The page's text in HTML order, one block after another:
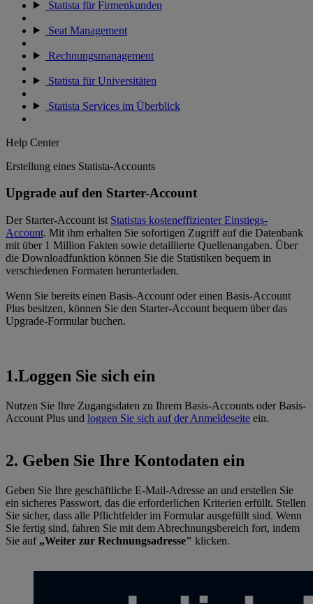
Statista für Firmenkunden
Seat Management
Rechnungsmanagement
Statista für Universitäten
Statista Services im Überblick
Help Center
Erstellung eines Statista-Accounts
Upgrade auf den Starter-Account
Der Starter-Account ist Statistas kosteneffizienter Einstiegs-
Account. Mit ihm erhalten Sie sofortigen Zugriff auf die Datenbank
mit über 1 Million Fakten sowie detaillierte Quellenangaben. Über
die Downloadfunktion können Sie die Statistiken bequem in
verschiedenen Formaten herunterladen.
Wenn Sie bereits einen Basis-Account oder einen Basis-Account
Plus besitzen, können Sie den Starter-Account bequem über das
Upgrade-Formular buchen.
1.Loggen Sie sich ein
Nutzen Sie Ihre Zugangsdaten zu Ihrem Basis-Accounts oder Basis-
Account Plus und loggen Sie sich auf der Anmeldeseite ein.
2. Geben Sie Ihre Kontodaten ein
Geben Sie Ihre geschäftliche E-Mail-Adresse an und erstellen Sie
ein sicheres Passwort, das die erforderlichen Kriterien erfüllt. Stellen
Sie sicher, dass alle Pflichtfelder im Formular ausgefüllt sind. Wenn
Sie fertig sind, fahren Sie mit dem Abrechnungsbereich fort, indem
Sie auf „Weiter zur Rechnungsadresse" klicken.